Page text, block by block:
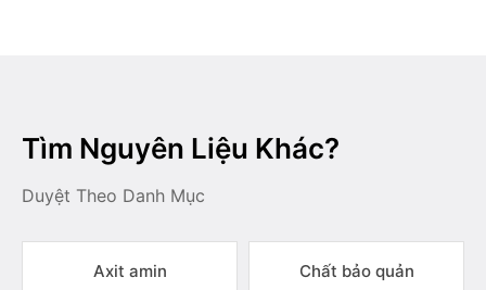
Tìm Nguyên Liệu Khác?
Duyệt Theo Danh Mục
Axit amin Chất bảo quản